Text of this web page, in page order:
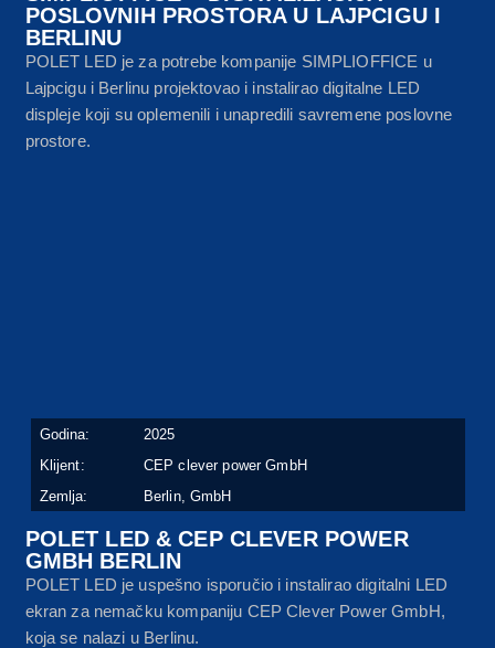
POSLOVNIH PROSTORA U LAJPCIGU I
BERLINU
POLET LED je za potrebe kompanije SIMPLIOFFICE u
Lajpcigu i Berlinu projektovao i instalirao digitalne LED
displeje koji su oplemenili i unapredili savremene poslovne
prostore.
Godina:
2025
Klijent:
CEP clever power GmbH
Zemlja:
Berlin, GmbH
POLET LED & CEP CLEVER POWER
GMBH BERLIN
POLET LED je uspešno isporučio i instalirao digitalni LED
ekran za nemačku kompaniju CEP Clever Power GmbH,
koja se nalazi u Berlinu.